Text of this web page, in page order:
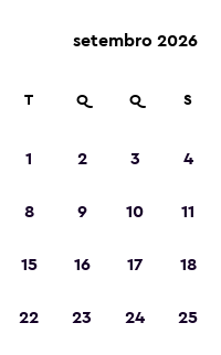
de 2023
setembro 2026
T Q Q S
1 2 3 4
8 9 10 11
15 16 17 18
22 23 24 25